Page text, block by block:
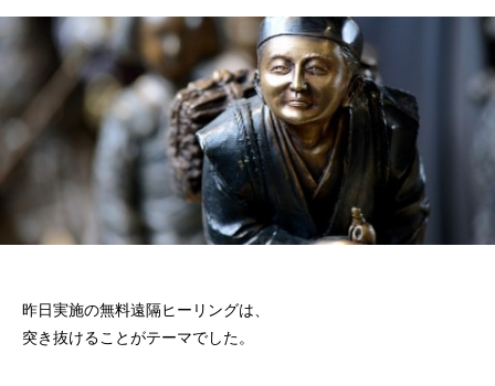
昨日実施の無料遠隔ヒーリングは、
突き抜けることがテーマでした。